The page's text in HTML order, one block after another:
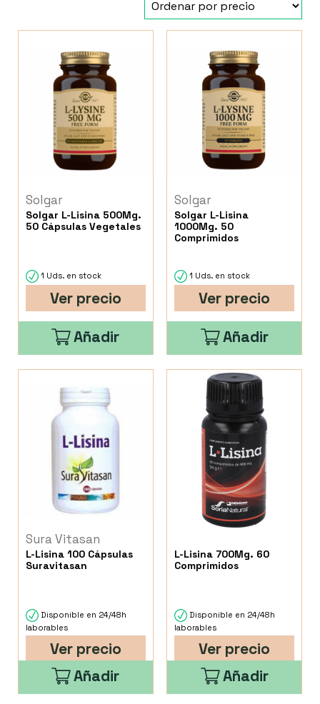
Solgar
Solgar L-Lisina 500Mg.
50 Cápsulas Vegetales
1 Uds. en stock
Ver precio
Añadir
Solgar
Solgar L-Lisina
1000Mg. 50
Comprimidos
1 Uds. en stock
Ver precio
Añadir
Sura Vitasan
L-Lisina 100 Cápsulas
Suravitasan
Disponible en 24/48h
laborables
Ver precio
Añadir
L-Lisina 700Mg. 60
Comprimidos
Disponible en 24/48h
laborables
Ver precio
Añadir